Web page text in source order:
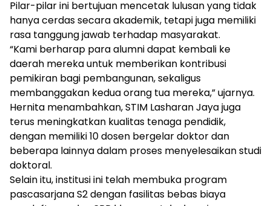
Pilar-pilar ini bertujuan mencetak lulusan yang tidak
hanya cerdas secara akademik, tetapi juga memiliki
rasa tanggung jawab terhadap masyarakat.
“Kami berharap para alumni dapat kembali ke
daerah mereka untuk memberikan kontribusi
pemikiran bagi pembangunan, sekaligus
membanggakan kedua orang tua mereka,” ujarnya.
Hernita menambahkan, STIM Lasharan Jaya juga
terus meningkatkan kualitas tenaga pendidik,
dengan memiliki 10 dosen bergelar doktor dan
beberapa lainnya dalam proses menyelesaikan studi
doktoral.
Selain itu, institusi ini telah membuka program
pascasarjana S2 dengan fasilitas bebas biaya